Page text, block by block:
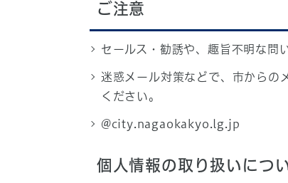
ご注意
セールス・勧誘や、趣旨不明な問
迷惑メール対策などで、市からの
ください。
@city.nagaokakyo.lg.jp
個人情報の取り扱いにつ